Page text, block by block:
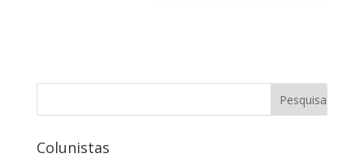
Colunistas